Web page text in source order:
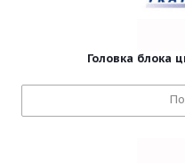
Головка блока